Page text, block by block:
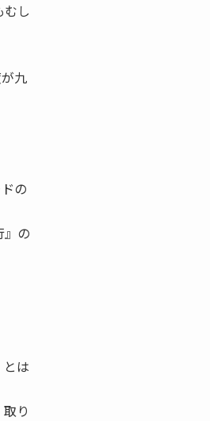
し
九
の
』の
は
り